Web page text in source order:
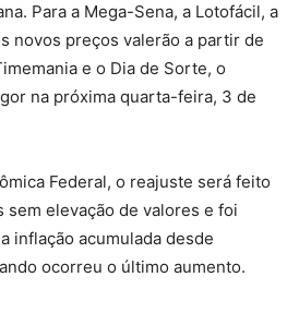
Para a Mega-Sena, a Lotofácil, a
novos preços valerão a partir de
e o Dia de Sorte, o
na próxima quarta-feira, 3 de
Federal, o reajuste será feito
sem elevação de valores e foi
inflação acumulada desde
ocorreu o último aumento.